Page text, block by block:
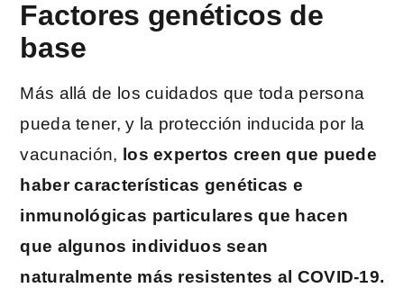
Factores genéticos de
base
Más allá de los cuidados que toda persona
pueda tener, y la protección inducida por la
vacunación, los expertos creen que puede
haber características genéticas e
inmunológicas particulares que hacen
que algunos individuos sean
naturalmente más resistentes al COVID-19.